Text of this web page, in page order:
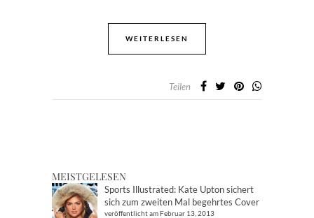
WEITERLESEN
Teilen
MEISTGELESEN
Sports Illustrated: Kate Upton sichert
sich zum zweiten Mal begehrtes Cover
veröffentlicht am Februar 13, 2013